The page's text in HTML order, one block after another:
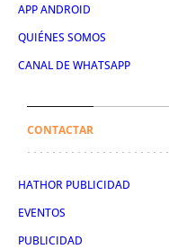
APP ANDROID
QUIÉNES SOMOS
CANAL DE WHATSAPP
CONTACTAR
HATHOR PUBLICIDAD
EVENTOS
PUBLICIDAD